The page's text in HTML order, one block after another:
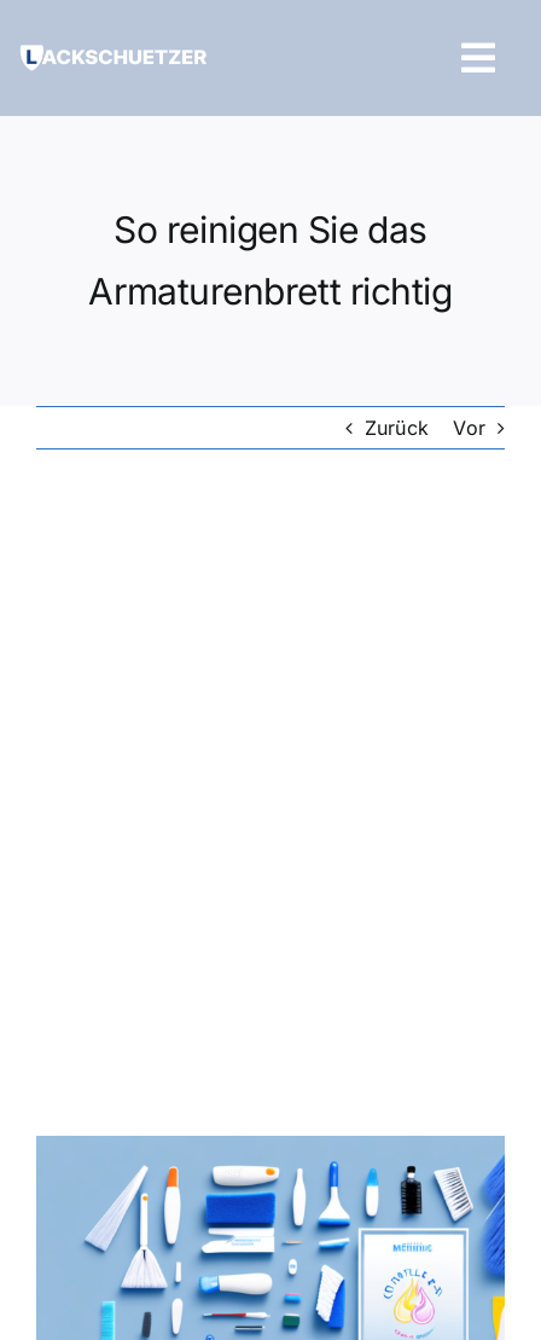
Inhalt
So reinigen Sie das
Armaturenbrett richtig
Zurück Vor
grösseres